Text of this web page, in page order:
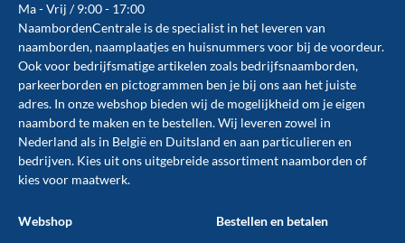
Ma - Vrij / 9:00 - 17:00
NaambordenCentrale is de specialist in het leveren van
naamborden, naamplaatjes en huisnummers voor bij devoordeur.
Ook voor bedrijfsmatige artikelen zoals bedrijfsnaamborden,
parkeerborden en pictogrammen ben je bij ons aan het juiste
adres. In onze webshop bieden wij de mogelijkheid om je eigen
naambord te maken en te bestellen. Wij leveren zowel in
Nederland als in België en Duitsland en aan particulieren en
bedrijven. Kies uit ons uitgebreide assortiment naamborden of
kies voor maatwerk.
Webshop
Bestellen en betalen